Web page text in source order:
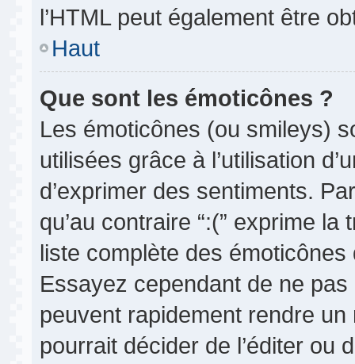
l’HTML peut également être
Haut
Que sont les émoticônes ?
Les émoticônes (ou smileys)
utilisées grâce à l’utilisation
d’exprimer des sentiments.
qu’au contraire “:(” exprime
liste complète des
Essayez cependant de ne
peuvent rapidement rendre
pourrait décider de l’éditer ou